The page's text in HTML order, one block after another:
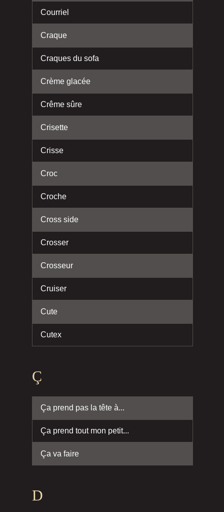
Courriel
Craque
Craques du sofa
Crème glacée
Crême sûre
Crisette
Crisse
Croc
Croche
Cross side
Crosser
Crosseur
Cruiser
Cute
Cutex
Ç
Ça prend pas la tête à...
Ça prend tout mon petit...
Ça va faire
D